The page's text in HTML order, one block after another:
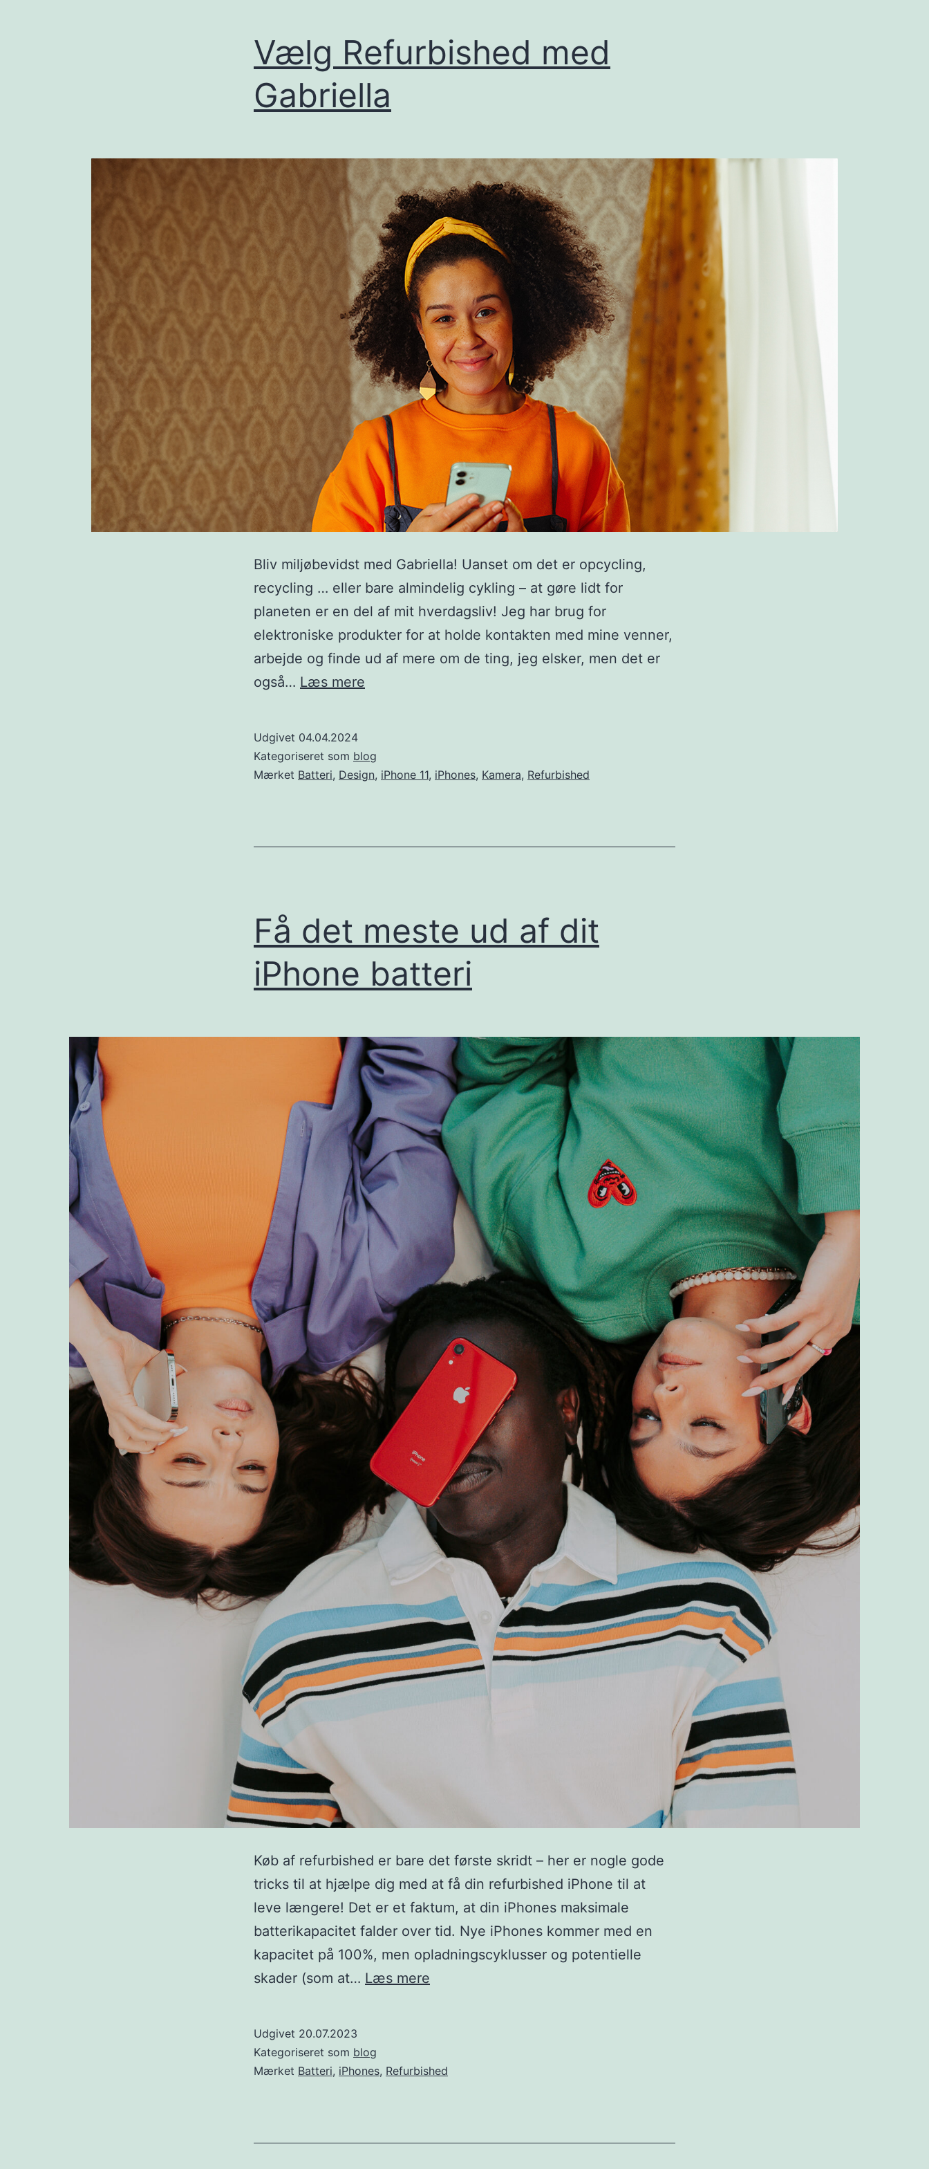
Vælg Refurbished med
Gabriella
Bliv miljøbevidst med Gabriella! Uanset om det er opcycling,
recycling … eller bare almindelig cykling – at gøre lidt for
planeten er en del af mit hverdagsliv! Jeg har brug for
elektroniske produkter for at holde kontakten med mine venner,
arbejde og finde ud af mere om de ting, jeg elsker, men det er
også… Læs mere
Gabriella
Udgivet 04.04.2024
Kategoriseret som blog
Mærket Batteri, Design, iPhone 11, iPhones, Kamera, Refurbished
Få det meste ud af dit
iPhone batteri
Køb af refurbished er bare det første skridt – her er nogle gode
tricks til at hjælpe dig med at få din refurbished iPhone til at
leve længere! Det er et faktum, at din iPhones maksimale
batterikapacitet falder over tid. Nye iPhones kommer med en
kapacitet på 100%, men opladningscyklusser og potentielle
skader (som at… Læs mere
af
batteri
Udgivet 20.07.2023
Kategoriseret som blog
Mærket Batteri, iPhones, Refurbished